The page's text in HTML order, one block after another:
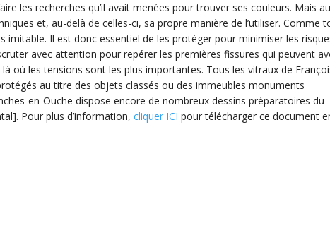
les recherches qu’il avait menées pour trouver ses couleurs. Mais
et, au-delà de celles-ci, sa propre manière de l’utiliser. Comme
imitable. Il est donc essentiel de les protéger pour minimiser les
avec attention pour repérer les premières fissures qui peuvent
où les tensions sont les plus importantes. Tous les vitraux de
au titre des objets classés ou des immeubles monuments
en-Ouche dispose encore de nombreux dessins préparatoires du
Pour plus d’information, cliquer ICI pour télécharger ce document